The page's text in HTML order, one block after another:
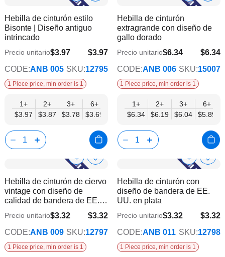
Info
deseos
Hebilla de cinturón estilo
Bisonte | Diseño antiguo
intrincado
$3.97
$3.21
Precio unitario$3.97
CODE:ANB 005 SKU:12795
1 Piece price, min order is 1
1+
$3.97
2+
$3.87
3+
$3.78
6+
$3.69
12+
$3.50
15+
$3.40
18+
$3.31
24+
$3.21
lista
Hebilla de cinturón
extragrande con diseño de
gallo dorado
$6.34
$5.13
Precio unitario$6.34
CODE:ANB 006 SKU:15007
1 Piece price, min order is 1
1+
$6.34
2+
$6.19
3+
$6.04
6+
$5.89
Show
Info
Añadir
la
de
deseos
Hebilla de cinturón de ciervo
vintage con diseño de
calidad de bandera de EE.
$3.32
$2.69
Precio unitario$3.32
CODE:ANB 009 SKU:12797
1 Piece price, min order is 1
Show
Info
lista
Hebilla de cinturón con
diseño de bandera de EE.
UU. en plata
$3.32
$2.69
Precio unitario$3.32
CODE:ANB 011 SKU:12798
1 Piece price, min order is 1